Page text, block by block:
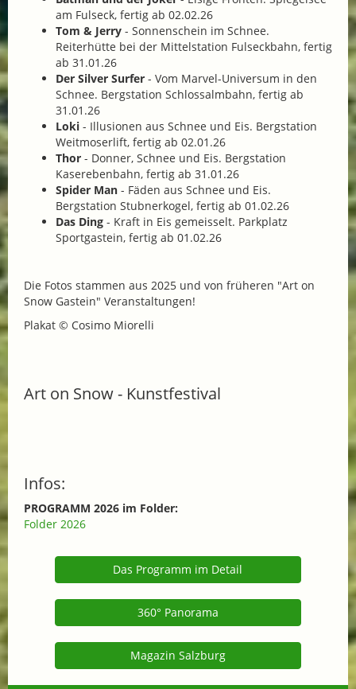
am Fulseck, fertig ab 02.02.26
Tom & Jerry - Sonnenschein im Schnee.
Reiterhütte bei der Mittelstation Fulseckbahn, fertig
ab 31.01.26
Der Silver Surfer - Vom Marvel-Universum in den
Schnee. Bergstation Schlossalmbahn, fertig ab
31.01.26
Loki - Illusionen aus Schnee und Eis. Bergstation
Weitmoserlift, fertig ab 02.01.26
Thor - Donner, Schnee und Eis. Bergstation
Kaserebenbahn, fertig ab 31.01.26
Spider Man - Fäden aus Schnee und Eis.
Bergstation Stubnerkogel, fertig ab 01.02.26
Das Ding - Kraft in Eis gemeisselt. Parkplatz
Sportgastein, fertig ab 01.02.26
Die Fotos stammen aus 2025 und von früheren "Art on
Snow Gastein" Veranstaltungen!
Plakat © Cosimo Miorelli
Art on Snow - Kunstfestival
Infos:
PROGRAMM 2026 im Folder:
Folder 2026
Das Programm im Detail
360° Panorama
Magazin Salzburg